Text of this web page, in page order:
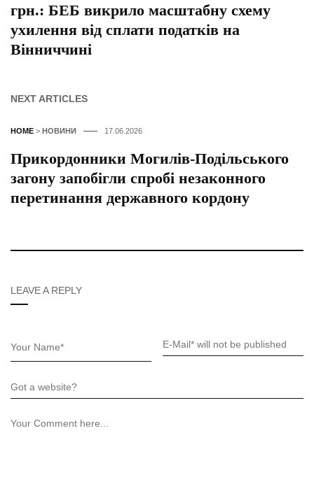
грн.: БЕБ викрило масштабну схему
ухилення від сплати податків на
Вінниччині
NEXT ARTICLES
HOME > НОВИНИ 17.06.2026
Прикордонники Могилів-Подільського
загону запобігли спробі незаконного
перетинання державного кордону
LEAVE A REPLY